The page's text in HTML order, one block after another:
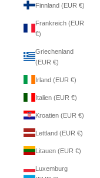
Finnland (EUR €)
Frankreich (EUR
€)
Griechenland
(EUR €)
Irland (EUR €)
Italien (EUR €)
Kroatien (EUR €)
Lettland (EUR €)
Litauen (EUR €)
Luxemburg